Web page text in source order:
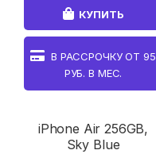
КУПИТЬ
В РАССРОЧКУ ОТ 95
РУБ. В МЕС.
iPhone Air 256GB,
Sky Blue